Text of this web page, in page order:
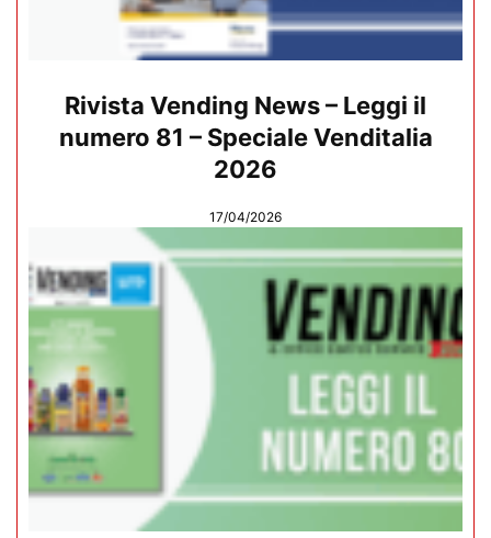
Rivista Vending News – Leggi il
numero 81 – Speciale Venditalia
2026
17/04/2026